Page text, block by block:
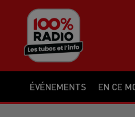
ÉVÉNEMENTS EN CE